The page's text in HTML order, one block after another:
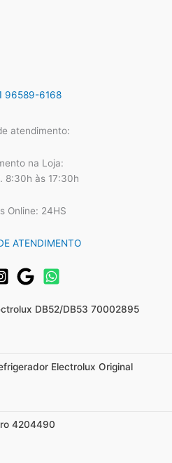
96589-6168
atendimento:
na Loja:
8:30h às 17:30h
Online: 24HS
ATENDIMENTO
DB52/DB53 70002895
Electrolux Original
4204490